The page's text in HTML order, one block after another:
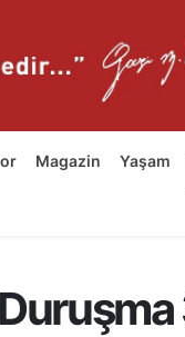
Magazin Yaşam